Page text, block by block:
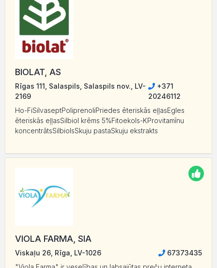
BIOLAT, AS
Rīgas 111, Salaspils, Salaspils nov., LV-
2169
+371
20246112
Ho-FiSilvaseptPoliprenoliPriedes ēteriskās eļļasEgles
ēteriskās eļļasSilbiol krēms 5%Fitoekols-KProvitamīnu
koncentrātsSilbiolsSkuju pastaSkuju ekstrakts
VIOLA FARMA, SIA
Viskaļu 26, Rīga, LV-1026
67373435